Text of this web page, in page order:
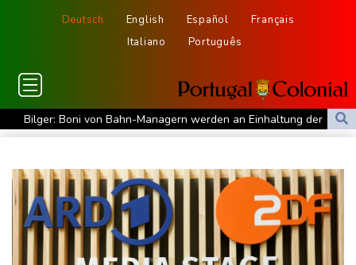
Deutsch English Español
Français
Italiano
Português
Bilger: Boni von Bahn-Managern werden an Einhaltung der
Vorgaben des Bundes geknüpft
Torlos gegen Kaiserslautern: Stotterstart von Wolfsburg
Ätna auf Sizilien ausgebrochen - Flugverkehr in Catania
zeitweise eingeschränkt
Doppelpack Freigang: Frankfurt schlägt auch Malmö